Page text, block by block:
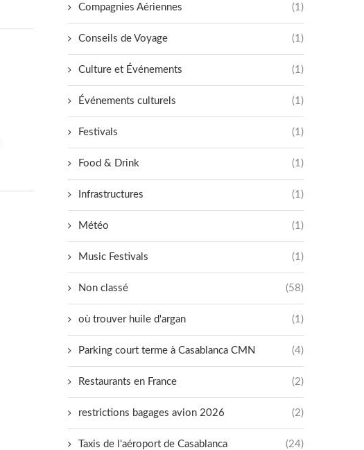
Compagnies Aériennes (1)
Conseils de Voyage (1)
Culture et Événements (1)
Événements culturels (1)
Festivals (1)
Food & Drink (1)
Infrastructures (1)
Météo (1)
Music Festivals (1)
Non classé (58)
où trouver huile d'argan (1)
Parking court terme à Casablanca CMN (4)
Restaurants en France (2)
restrictions bagages avion 2026 (2)
Taxis de l'aéroport de Casablanca (24)